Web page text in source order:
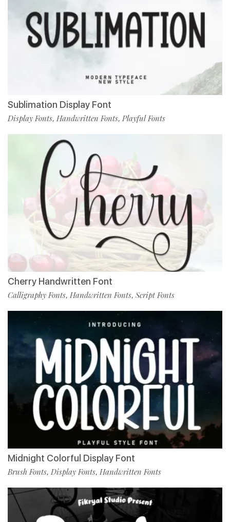
Sublimation Display Font
Display Fonts, Handwritten Fonts, Playful Fonts
Cherry Handwritten Font
Calligraphy Fonts, Handwritten Fonts, Script Fonts
Midnight Colorful Display Font
Brush Fonts, Display Fonts, Handwritten Fonts